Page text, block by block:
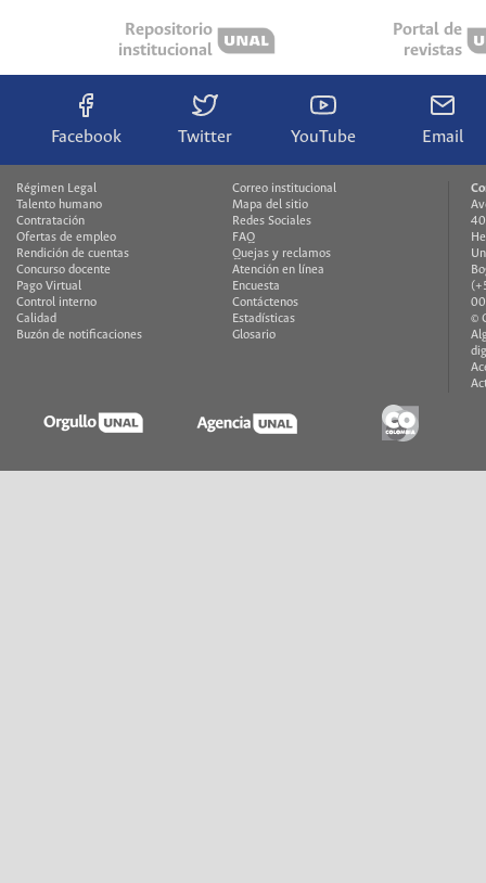
Repositorio
institucional
Portal de
revistas
Facebook Twitter YouTube Email
Régimen Legal
Talento humano
Contratación
Ofertas de empleo
Rendición de cuentas
Concurso docente
Pago Virtual
Control interno
Calidad
Buzón de notificaciones
Correo institucional
Mapa del sitio
Redes Sociales
FAQ
Quejas y reclamos
Atención en línea
Encuesta
Contáctenos
Estadísticas
Glosario
©